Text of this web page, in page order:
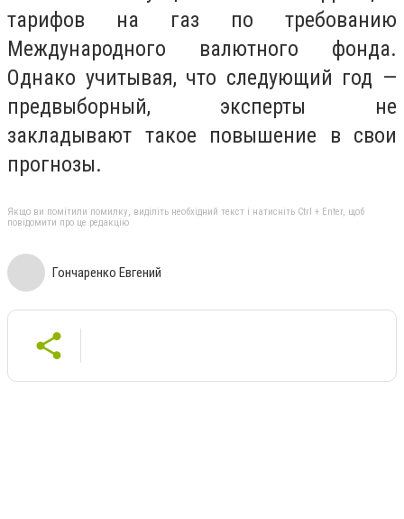
тарифов на газ по требованию
Международного валютного фонда.
Однако учитывая, что следующий год —
предвыборный, эксперты не
закладывают такое повышение в свои
прогнозы.
Якщо ви помітили помилку, виділіть необхідний текст і натисніть Ctrl + Enter, щоб
повідомити про це редакцію
Гончаренко Евгений